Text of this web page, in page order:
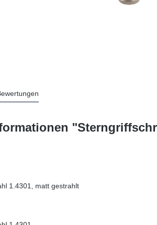
1.4301, matt gestrahlt